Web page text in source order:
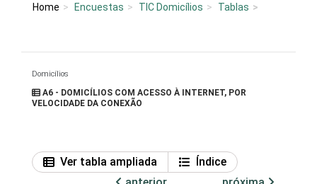
Home Encuestas TIC Domicílios Tablas
Domicílios
A6 - DOMICÍLIOS COM ACESSO À INTERNET, POR
VELOCIDADE DA CONEXÃO
Ver tabla ampliada
Índice